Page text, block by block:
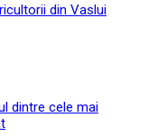
din Vaslui
dintre cele mai